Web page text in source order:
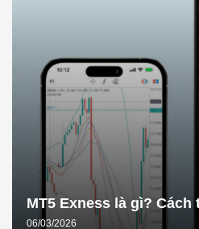
MT5 Exness là gì? Cách
06/03/2026